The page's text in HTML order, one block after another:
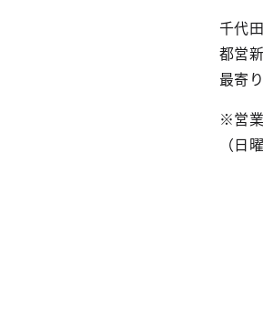
千代
都営
最寄
※営
（日